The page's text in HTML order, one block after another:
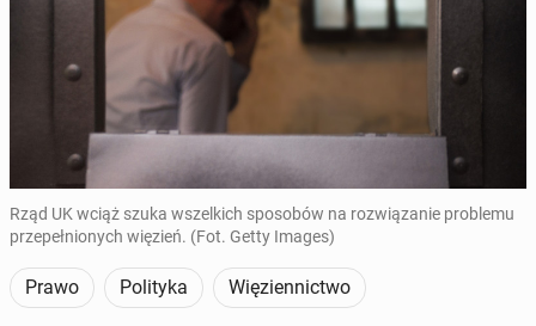
Rząd UK wciąż szuka wszelkich sposobów na rozwiązanie problemu
przepełnionych więzień. (Fot. Getty Images)
Prawo Polityka Więziennictwo